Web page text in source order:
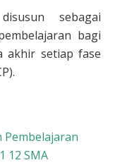
sebagai
bagi
akhir setiap fase
12 SMA